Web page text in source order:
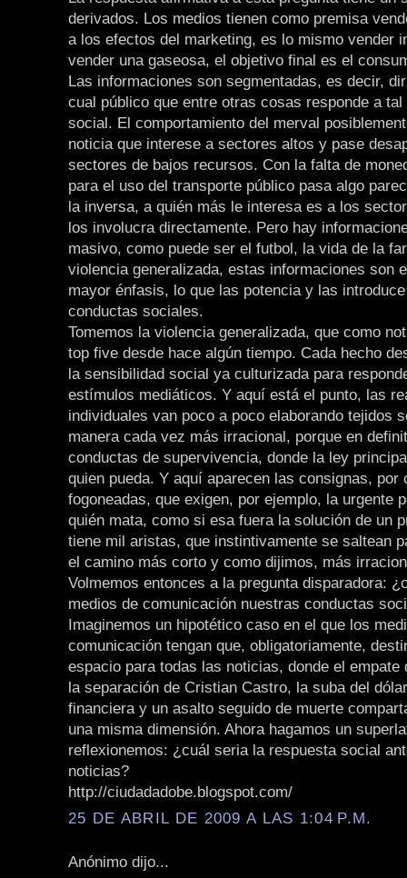
derivados. Los medios tienen como premisa
a los efectos del marketing, es lo mismo vender
vender una gaseosa, el objetivo final es el
Las informaciones son segmentadas, es decir,
cual público que entre otras cosas responde a
social. El comportamiento del merval
noticia que interese a sectores altos y pase
sectores de bajos recursos. Con la falta de
para el uso del transporte público pasa algo
la inversa, a quién más le interesa es a los
los involucra directamente. Pero hay
masivo, como puede ser el futbol, la vida de la
violencia generalizada, estas informaciones son
mayor énfasis, lo que las potencia y las
conductas sociales.
Tomemos la violencia generalizada, que como
top five desde hace algún tiempo. Cada hecho
la sensibilidad social ya culturizada para
estímulos mediáticos. Y aquí está el punto, las
individuales van poco a poco elaborando tejidos
manera cada vez más irracional, porque en
conductas de supervivencia, donde la ley
quien pueda. Y aquí aparecen las consignas, por
fogoneadas, que exigen, por ejemplo, la urgente
quién mata, como si esa fuera la solución de un
tiene mil aristas, que instintivamente se saltean
el camino más corto y como dijimos, más
Volmemos entonces a la pregunta disparadora:
medios de comunicación nuestras conductas
Imaginemos un hipotético caso en el que los
comunicación tengan que, obligatoriamente,
espacio para todas las noticias, donde el empate
la separación de Cristian Castro, la suba del
financiera y un asalto seguido de muerte
una misma dimensión. Ahora hagamos un
reflexionemos: ¿cuál seria la respuesta social
noticias?
http://ciudadadobe.blogspot.com/
25 DE ABRIL DE 2009 A LAS 1:04 P.M.
Anónimo dijo...